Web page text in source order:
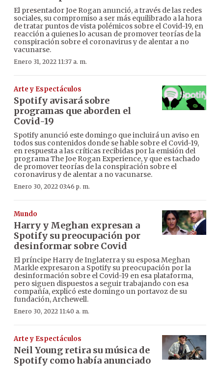
El presentador Joe Rogan anunció, a través de las redes
sociales, su compromiso a ser más equilibrado a la hora
de tratar puntos de vista polémicos sobre el Covid-19, en
reacción a quienes lo acusan de promover teorías de la
conspiración sobre el coronavirus y de alentar a no
vacunarse.
Enero 31, 2022 11:37 a. m.
Arte y Espectáculos
Spotify avisará sobre
programas que aborden el
Covid-19
Spotify anunció este domingo que incluirá un aviso en
todos sus contenidos donde se hable sobre el Covid-19,
en respuesta a las críticas recibidas por la emisión del
programa The Joe Rogan Experience, y que es tachado
de promover teorías de la conspiración sobre el
coronavirus y de alentar a no vacunarse.
Enero 30, 2022 03:46 p. m.
Mundo
Harry y Meghan expresan a
Spotify su preocupación por
desinformar sobre Covid
El príncipe Harry de Inglaterra y su esposa Meghan
Markle expresaron a Spotify su preocupación por la
desinformación sobre el Covid-19 en esa plataforma,
pero siguen dispuestos a seguir trabajando con esa
compañía, explicó este domingo un portavoz de su
fundación, Archewell.
Enero 30, 2022 11:40 a. m.
Arte y Espectáculos
Neil Young retira su música de
Spotify como había anunciado